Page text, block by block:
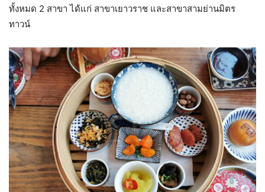
ทั้งหมด 2 สาขา ได้แก่ สาขาเยาวราช และสาขาสามย่านมิตร
ทาวน์